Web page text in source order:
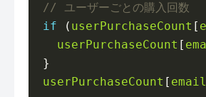
if ( userPurchaseCount [
userPurchaseCount [
userPurchaseCount [ email